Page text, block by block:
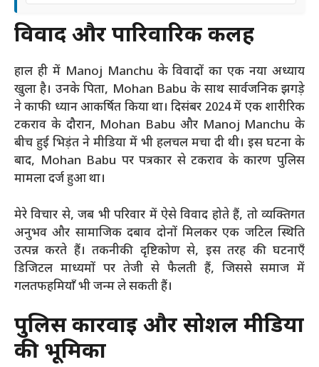
विवाद और पारिवारिक कलह
हाल ही में Manoj Manchu के विवादों का एक नया अध्याय
खुला है। उनके पिता, Mohan Babu के साथ सार्वजनिक झगड़े
ने काफी ध्यान आकर्षित किया था। दिसंबर 2024 में एक शारीरिक
टकराव के दौरान, Mohan Babu और Manoj Manchu के
बीच हुई भिड़ंत ने मीडिया में भी हलचल मचा दी थी। इस घटना के
बाद, Mohan Babu पर पत्रकार से टकराव के कारण पुलिस
मामला दर्ज हुआ था।
मेरे विचार से, जब भी परिवार में ऐसे विवाद होते हैं, तो व्यक्तिगत
अनुभव और सामाजिक दबाव दोनों मिलकर एक जटिल स्थिति
उत्पन्न करते हैं। तकनीकी दृष्टिकोण से, इस तरह की घटनाएँ
डिजिटल माध्यमों पर तेजी से फैलती हैं, जिससे समाज में
गलतफहमियाँ भी जन्म ले सकती हैं।
पुलिस कार्रवाई और सोशल मीडिया
की भूमिका